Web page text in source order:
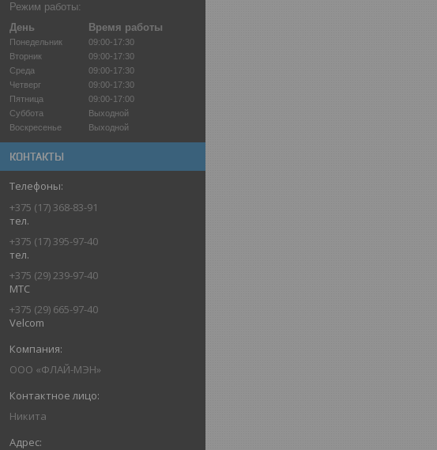
Режим работы:
День
Время работы
Понедельник
09:00-17:30
Вторник
09:00-17:30
Среда
09:00-17:30
Четверг
09:00-17:30
Пятница
09:00-17:00
Суббота
Выходной
Воскресенье
Выходной
КОНТАКТЫ
+375 (17) 368-83-91
тел.
+375 (17) 395-97-40
тел.
+375 (29) 239-97-40
МТС
+375 (29) 665-97-40
Velcom
ООО «ФЛАЙ-МЭН»
Никита